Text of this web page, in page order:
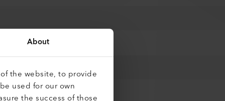
About
the website, to provide
used for our own
the success of those